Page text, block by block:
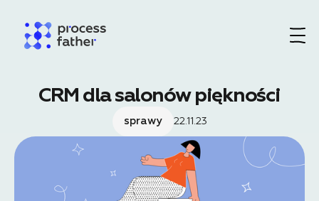
CRM dla salonów piękności
sprawy 22.11.23